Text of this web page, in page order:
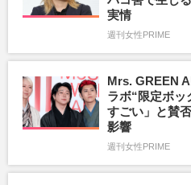
実情
週刊女性PRIME
Mrs. GREEN
ラボ“限定ボッ
すごい」と賛
影響
週刊女性PRIME